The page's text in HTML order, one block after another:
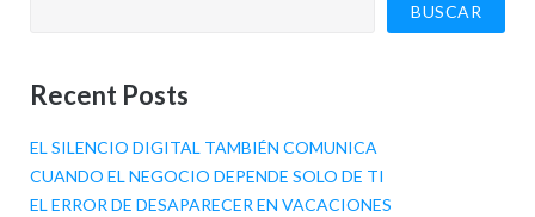
BUSCAR
Recent Posts
EL SILENCIO DIGITAL TAMBIÉN COMUNICA
CUANDO EL NEGOCIO DEPENDE SOLO DE TI
EL ERROR DE DESAPARECER EN VACACIONES